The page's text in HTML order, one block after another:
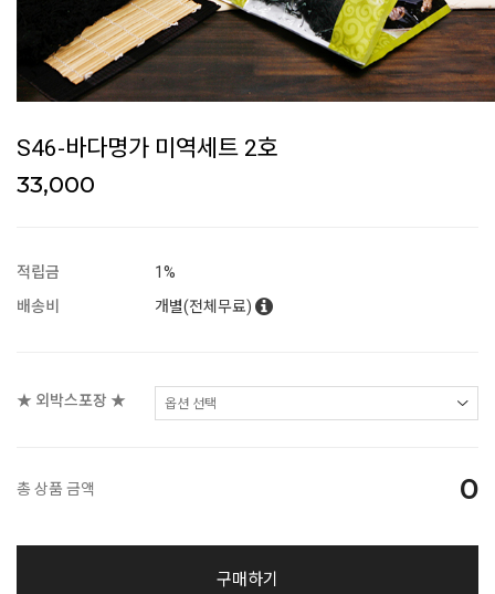
S46-바다명가 미역세트 2호
33,000
적립금
1%
배송비
개별(전체무료)
★ 외박스포장 ★
총 상품 금액 0
구매하기